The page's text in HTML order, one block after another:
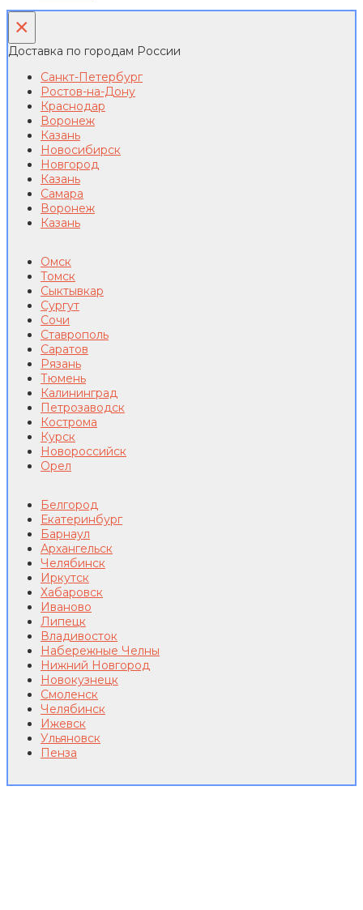
×
Доставка по городам России
Санкт-Петербург
Ростов-на-Дону
Краснодар
Воронеж
Казань
Новосибирск
Новгород
Казань
Самара
Воронеж
Казань
Омск
Томск
Сыктывкар
Сургут
Сочи
Ставрополь
Саратов
Рязань
Тюмень
Калининград
Петрозаводск
Кострома
Курск
Новороссийск
Орел
Белгород
Екатеринбург
Барнаул
Архангельск
Челябинск
Иркутск
Хабаровск
Иваново
Липецк
Владивосток
Набережные Челны
Нижний Новгород
Новокузнецк
Смоленск
Челябинск
Ижевск
Ульяновск
Пенза